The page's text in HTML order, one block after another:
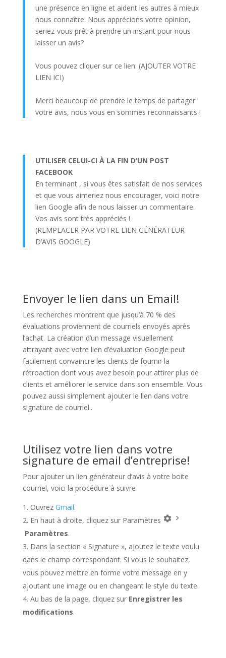
une présence en ligne et aident les autres à mieux
nous connaître. Nous apprécions votre opinion,
seriez-vous prêt à prendre un instant pour nous
laisser un avis?
Vous pouvez cliquer sur ce lien: (AJOUTER VOTRE
LIEN ICI)
Merci beaucoup de prendre le temps de partager
votre avis, nous vous en sommes reconnaissants !
UTILISER CELUI-CI À LA FIN D’UN POST
FACEBOOK
En terminant , si vous êtes satisfait de nos services
et que vous aimeriez nous encourager, voici notre
lien Google afin de nous laisser un commentaire.
Vos avis sont très appréciés !
(REMPLACER PAR VOTRE LIEN GÉNÉRATEUR
D’AVIS GOOGLE)
Envoyer le lien dans un Email!
Les recherches montrent que jusqu’à 70 % des
évaluations proviennent de courriels envoyés après
l’achat. La création d’un message visuellement
attrayant avec votre lien d’évaluation Google peut
facilement convaincre les clients de fournir la
rétroaction dont vous avez besoin pour attirer plus de
clients et améliorer le service dans son ensemble. Vous
pouvez aussi simplement ajouter le lien dans votre
signature de courriel..
Utilisez votre lien dans votre
signature de email d’entreprise!
Pour ajouter un lien générateur d’avis à votre boite
courriel, voici la procédure à suivre
Ouvrez Gmail.
En haut à droite, cliquez sur Paramètres
Paramètres.
Dans la section « Signature », ajoutez le texte voulu
dans le champ correspondant. Si vous le souhaitez,
vous pouvez mettre en forme votre message en y
ajoutant une image ou en changeant le style du texte.
Au bas de la page, cliquez sur Enregistrer les
modifications.